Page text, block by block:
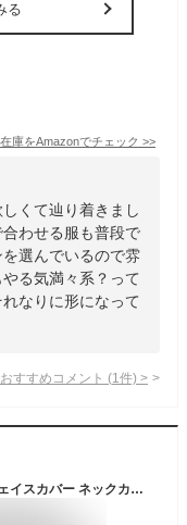
る
庫をAmazonでチェック >>
くて辿り着きまし
わせる服も普段で
選んでいるので雰
る気満々系？って
なりに形になって
すすめコメント (1 件) >
アームカバー 冷感 スカーフ ネックガード フェイスカバー ネックカバー 男女兼用、屋外ライディングサンプロテクション紫外線防護フェイスマスクネックレギンススカーフとアイスシルク冷却アームスリーブアウトドアスポーツに適しています